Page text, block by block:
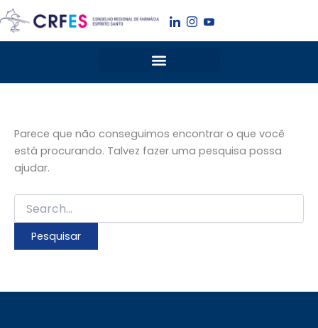
para
o
Parece que não conseguimos encontrar o que você
está procurando. Talvez fazer uma pesquisa possa
ajudar.
Pesquisar
por: